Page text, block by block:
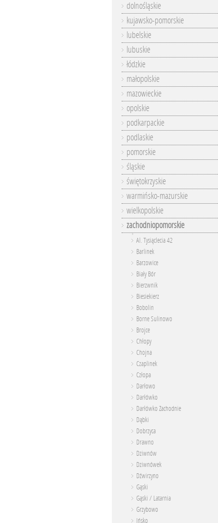
dolnośląskie
kujawsko-pomorskie
lubelskie
lubuskie
łódzkie
małopolskie
mazowieckie
opolskie
podkarpackie
podlaskie
pomorskie
śląskie
świętokrzyskie
warmińsko-mazurskie
wielkopolskie
zachodniopomorskie
Al. Tysiąclecia 42
Barlinek
Barzowice
Biały Bór
Bierzwnik
Biesiekierz
Bobolin
Borne Sulinowo
Brojce
Chłopy
Chojna
Czaplinek
Człopa
Darłowo
Darłówko
Darłówko Zachodnie
Dąbki
Dobrzyca
Drawno
Dziwnów
Dziwnówek
Dźwirzyno
Gąski
Gąski / Latarnia
Grzybowo
Ińsko